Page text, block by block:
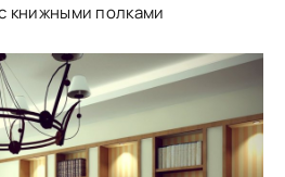
книжными полками